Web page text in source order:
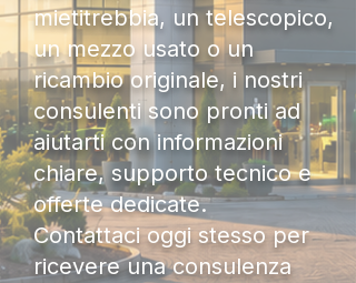
mietitrebbia, un telescopico,
un mezzo usato o un
ricambio originale, i nostri
consulenti sono pronti ad
aiutarti con informazioni
chiare, supporto tecnico e
offerte dedicate.
Contattaci oggi stesso per
ricevere una consulenza